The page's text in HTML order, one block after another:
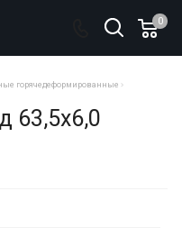
0
горячедеформированные
63,5х6,0